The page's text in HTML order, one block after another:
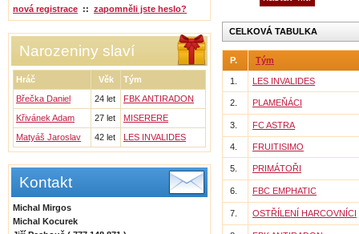
nová registrace :: zapomněli jste heslo?
Narozeniny slaví
Hráč Věk
Tým
Břečka Daniel
24 let
FBK ANTIRADON
Křivánek Adam
27 let
MISERERE
Matyáš Jaroslav
42 let LES INVALIDES
Kontakt
Michal Mirgos
Michal Kocurek
CELKOVÁ TABULKA
P. Tým
1. LES INVALIDES
2. PLAMEŇÁCI
3. FC ASTRA
4. FRUITISIMO
5. PRIMÁTOŘI
6. FBC EMPHATIC
7. OSTŘÍLENÍ HARCOVNÍCI